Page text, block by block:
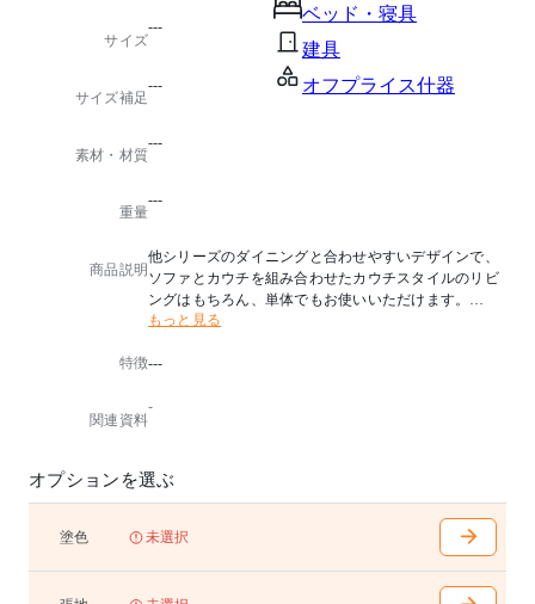
ベッド・寝具
建具
オフプライス什器
サイズ
---
サイズ補足
---
素材・材質
---
重量
---
商品説明
他シリーズのダイニングと合わせやすいデザインで、
ソファとカウチを組み合わせたカウチスタイルのリビ
ングはもちろん、単体でもお使いいただけます。
カバーリング仕様なので気軽にお手入れができます。
塗色はON(オイル仕上げ)も可能です。
⬛️フェザー50%、シリコン綿50%のそれぞれの特長を
活かしたパッドをクッション表面に使用しています。
⬛️搬入の際、脚部を取り外すことができます。
※材種が選べる商品は、材種によって価格が異なりま
※天然木につき小節などが入る場合があります。
もっと見る
特徴---
関連資料
-
オプションを選ぶ
塗色 未選択